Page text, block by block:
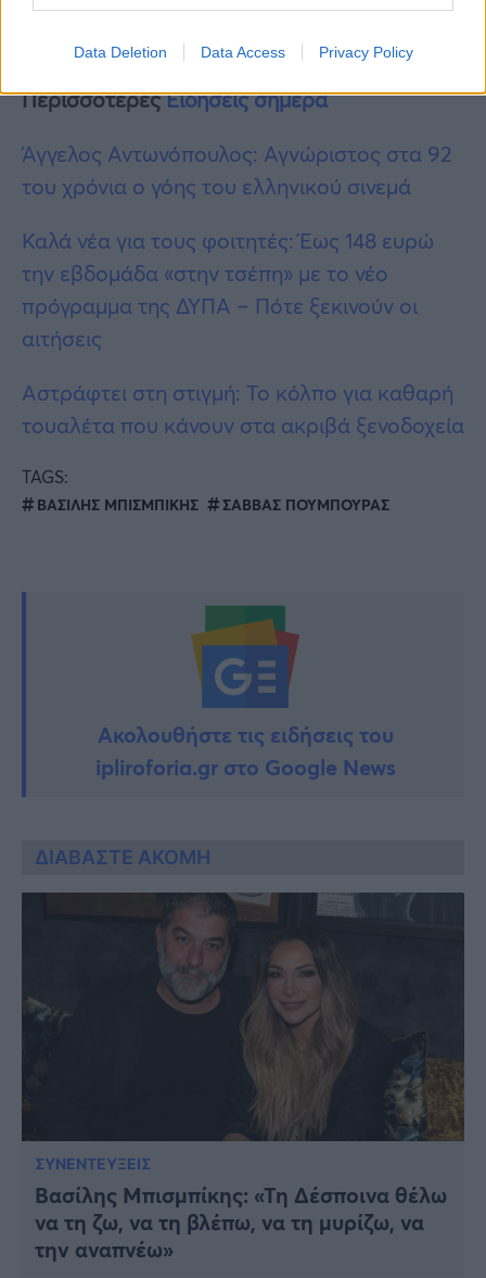
Data Deletion Data Access Privacy Policy
ΠερισσότερεςΕιδήσεις σήμερα
Άγγελος Αντωνόπουλος: Αγνώριστος στα 92
του χρόνια ο γόης του ελληνικού σινεμά
Καλά νέα για τους φοιτητές: Έως 148 ευρώ
την εβδομάδα «στην τσέπη» με το νέο
πρόγραμμα της ΔΥΠΑ – Πότε ξεκινούν οι
αιτήσεις
Αστράφτει στη στιγμή: Το κόλπο για καθαρή
τουαλέτα που κάνουν στα ακριβά ξενοδοχεία
TAGS:
ΒΑΣΙΛΗΣ ΜΠΙΣΜΠΙΚΗΣ ΣΑΒΒΑΣ ΠΟΥΜΠΟΥΡΑΣ
Ακολουθήστε τις ειδήσεις του
ipliroforia.gr στο Google News
ΔΙΑΒΑΣΤΕ ΑΚΟΜΗ
ΣΥΝΕΝΤΕΥΞΕΙΣ
Βασίλης Μπισμπίκης: «Τη Δέσποινα θέλω
να τη ζω, να τη βλέπω, να τη μυρίζω, να
την αναπνέω»